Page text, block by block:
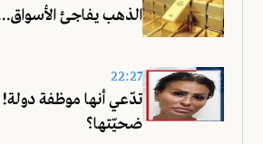
الذهب يفاجئ
22:27
تدّعي أنها موظفة
ضحيّتها؟